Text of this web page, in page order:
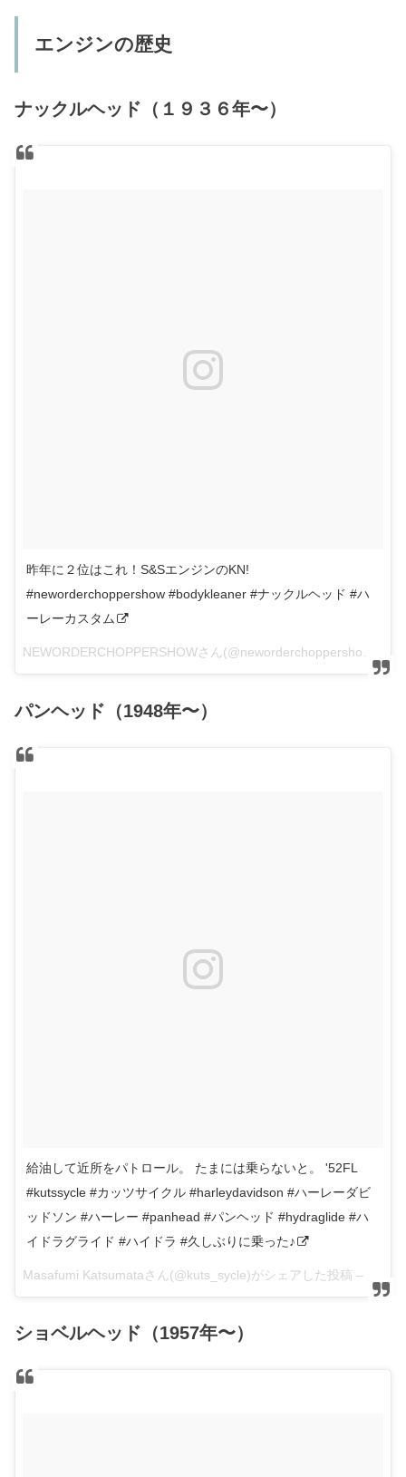
エンジンの歴史
ナックルヘッド（１９３６年〜）
昨年に２位はこれ！S&SエンジンのKN!
#neworderchoppershow #bodykleaner #ナックルヘッド #ハ
ーレーカスタム
NEWORDERCHOPPERSHOWさん(@neworderchoppershow)がシェアした投稿 –
パンヘッド（1948年〜）
給油して近所をパトロール。 たまには乗らないと。 '52FL
#kutssycle #カッツサイクル #harleydavidson #ハーレーダビ
ッドソン #ハーレー #panhead #パンヘッド #hydraglide #ハ
イドラグライド #ハイドラ #久しぶりに乗った♪
ショベルヘッド（1957年〜）